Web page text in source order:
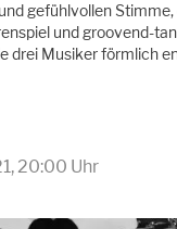
gefühlvollen
und groovend-
drei Musiker förmlich
20:00 Uhr